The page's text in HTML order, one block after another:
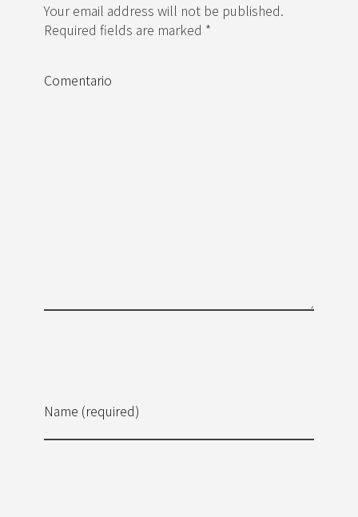
Your email address will not be published.
Required fields are marked *
Name (required)
Comentario